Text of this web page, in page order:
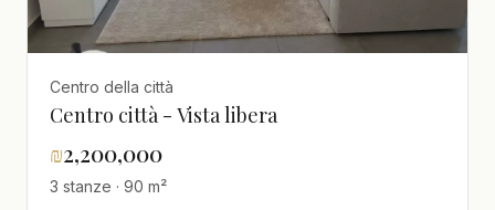
Centro della città
Centro città - Vista libera
₪2,200,000
3 stanze · 90 m²